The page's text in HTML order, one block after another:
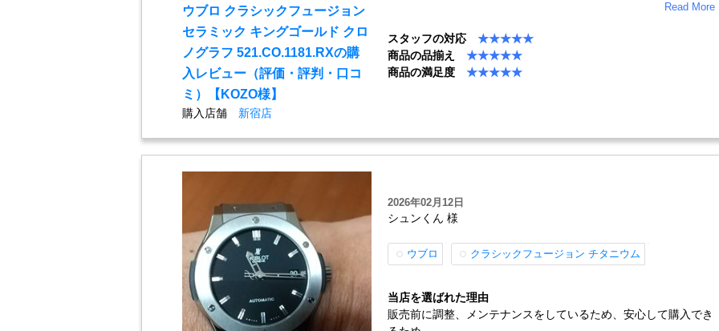
ウブロ クラシックフュージョン
セラミック キングゴールド クロ
ノグラフ 521.CO.1181.RXの購
入レビュー（評価・評判・口コ
ミ）【KOZO様】
購入店舗 新宿店
Read More
スタッフの対応★★★★★
商品の品揃え★★★★★
商品の満足度★★★★★
2026年02月12日
シュンくん 様
ウブロ クラシックフュージョン チタニウム
当店を選ばれた理由
販売前に調整、メンテナンスをしているため、安心して購入でき